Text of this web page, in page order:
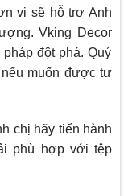
vị sẽ hỗ trợ Anh
Vking Decor
đột phá. Quý
muốn được tư
chị hãy tiến hành
phù hợp với tệp